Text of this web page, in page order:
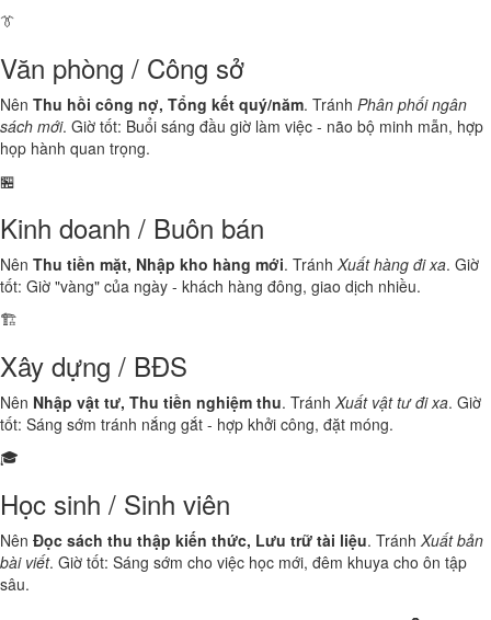
👔
Văn phòng / Công sở
Nên Thu hồi công nợ, Tổng kết quý/năm. Tránh Phân phối ngân
sách mới. Giờ tốt: Buổi sáng đầu giờ làm việc - não bộ minh mẫn, hợp
họp hành quan trọng.
🏪
Kinh doanh / Buôn bán
Nên Thu tiền mặt, Nhập kho hàng mới. Tránh Xuất hàng đi xa. Giờ
tốt: Giờ "vàng" của ngày - khách hàng đông, giao dịch nhiều.
🏗️
Xây dựng / BĐS
Nên Nhập vật tư, Thu tiền nghiệm thu. Tránh Xuất vật tư đi xa. Giờ
tốt: Sáng sớm tránh nắng gắt - hợp khởi công, đặt móng.
🎓
Học sinh / Sinh viên
Nên Đọc sách thu thập kiến thức, Lưu trữ tài liệu. Tránh Xuất bản
bài viết. Giờ tốt: Sáng sớm cho việc học mới, đêm khuya cho ôn tập
sâu.